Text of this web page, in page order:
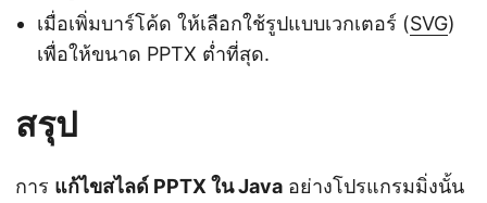
เมื่อเพิ่มบาร์โค้ด ให้เลือกใช้รูปแบบเวกเตอร์ (SVG)
เพื่อให้ขนาด PPTX ต่ำที่สุด.
สรุป
การ แก้ไขสไลด์ PPTX ใน Java อย่างโปรแกรมมิ่งนั้น